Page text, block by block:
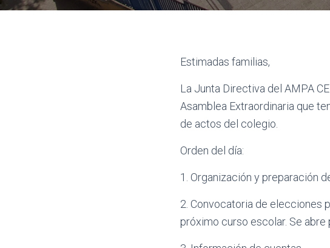
Estimadas familias,
La Junta Directiva del AMPA
Asamblea Extraordinaria que
de actos del colegio.
Orden del día:
1. Organización y preparación
2. Convocatoria de elecciones
próximo curso escolar. Se